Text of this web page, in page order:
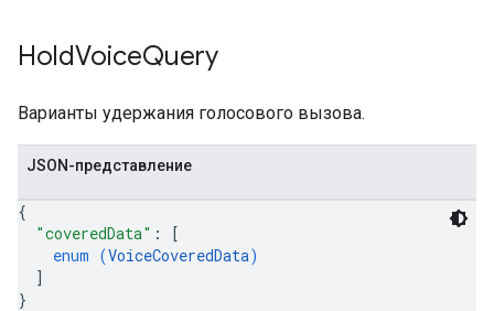
HoldVoiceQuery
Варианты удержания голосового вызова.
JSON-представление
{
"coveredData" :
[
enum (VoiceCoveredData)
]
}